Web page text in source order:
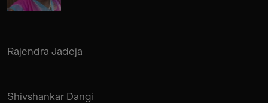
Rajendra Jadeja
Shivshankar Dangi